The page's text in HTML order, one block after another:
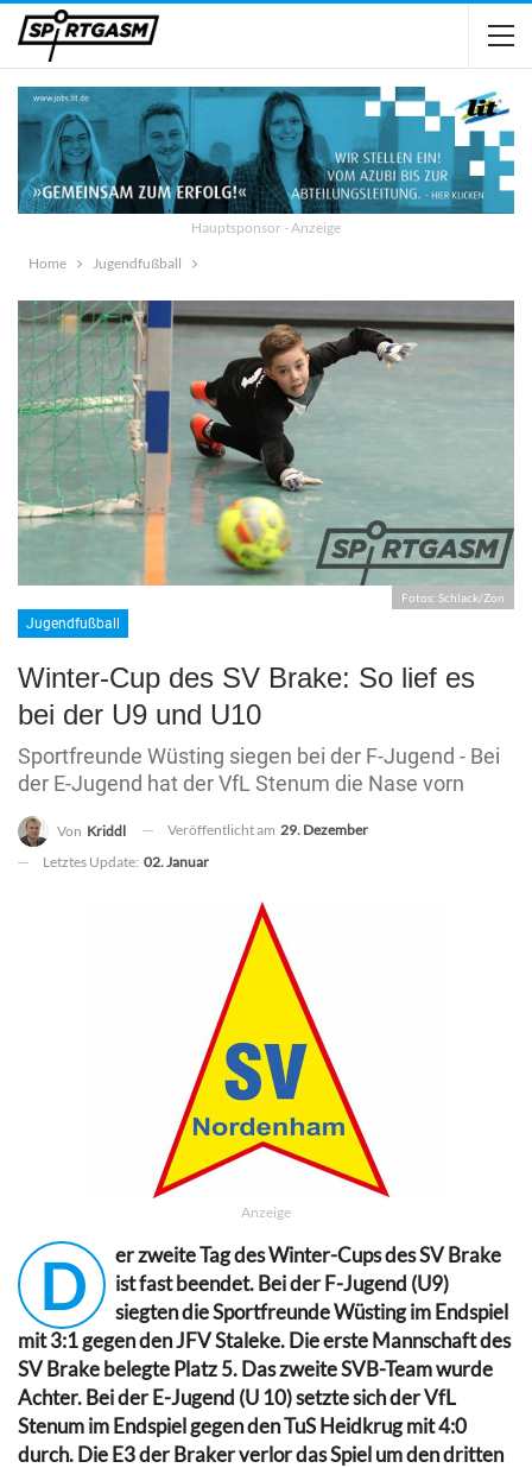
Hauptsponsor - Anzeige
Home
Jugendfußball
Fotos: Schlack/Zon
Jugendfußball
Winter-Cup des SV Brake: So lief es
bei der U9 und U10
Sportfreunde Wüsting siegen bei der F-Jugend - Bei
der E-Jugend hat der VfL Stenum die Nase vorn
Von Kriddl Veröffentlicht am 29. Dezember
Letztes Update: 02. Januar
Anzeige
D
er zweite Tag des Winter-Cups des SV Brake
ist fast beendet. Bei der F-Jugend (U9)
siegten die Sportfreunde Wüsting im Endspiel
mit 3:1 gegen den JFV Staleke. Die erste Mannschaft des
SV Brake belegte Platz 5. Das zweite SVB-Team wurde
Achter. Bei der E-Jugend (U 10) setzte sich der VfL
Stenum im Endspiel gegen den TuS Heidkrug mit 4:0
durch. Die E3 der Braker verlor das Spiel um den dritten